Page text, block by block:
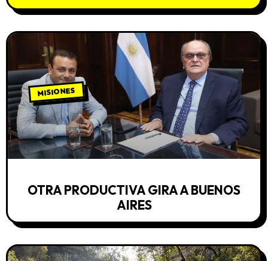
MISIONES
OTRA PRODUCTIVA GIRA A BUENOS
AIRES